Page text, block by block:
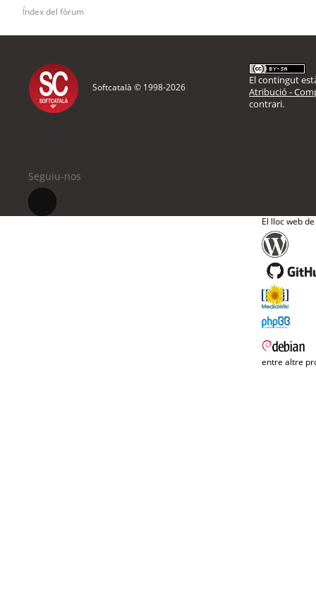
Índex del fòrum
Softcatalà © 1998-2026
El contingut
Atribució -
contrari.
Seguiu-nos
El lloc web
entre altre